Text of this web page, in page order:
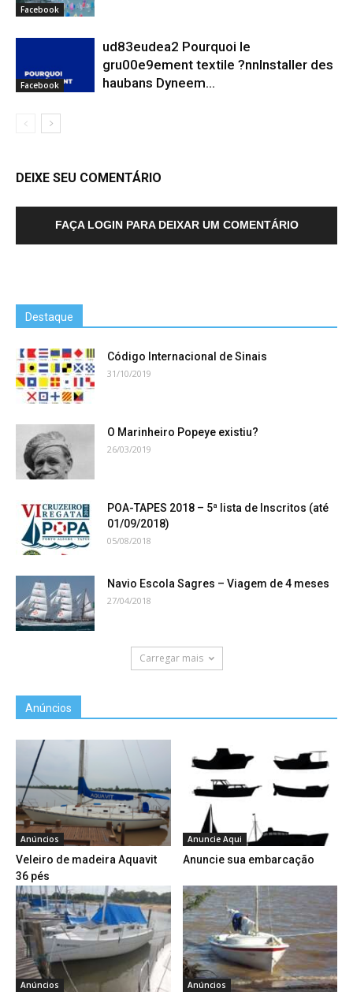
Facebook
Facebook
ud83eudea2 Pourquoi le
gru00e9ement textile ?nnInstaller des
haubans Dyneem…
DEIXE SEU COMENTÁRIO
FAÇA LOGIN PARA DEIXAR UM COMENTÁRIO
Destaque
Código Internacional de Sinais
31/10/2019
O Marinheiro Popeye existiu?
26/03/2019
POA-TAPES 2018 – 5ª lista de Inscritos (até
01/09/2018)
05/08/2018
Navio Escola Sagres – Viagem de 4 meses
27/04/2018
Carregar mais
Anúncios
Anúncios
Veleiro de madeira Aquavit
36 pés
Anuncie Aqui
Anuncie sua embarcação
Anúncios Anúncios